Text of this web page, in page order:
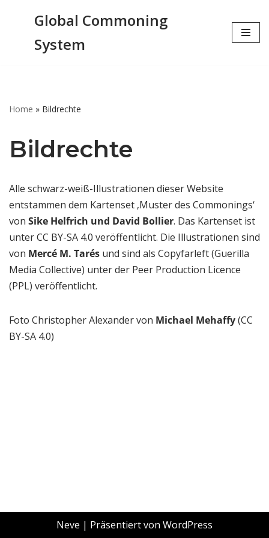
Inhalt
Global Commoning
System
Home » Bildrechte
Bildrechte
Alle schwarz-weiß-Illustrationen dieser Website
entstammen dem Kartenset ‚Muster des Commonings‘
von Sike Helfrich und David Bollier. Das Kartenset ist
unter CC BY-SA 4.0 veröffentlicht. Die Illustrationen sind
von Mercé M. Tarés und sind als Copyfarleft (Guerilla
Media Collective) unter der Peer Production Licence
(PPL) veröffentlicht.
Foto Christopher Alexander von Michael Mehaffy(CC
BY-SA 4.0)
Neve | Präsentiert von WordPress